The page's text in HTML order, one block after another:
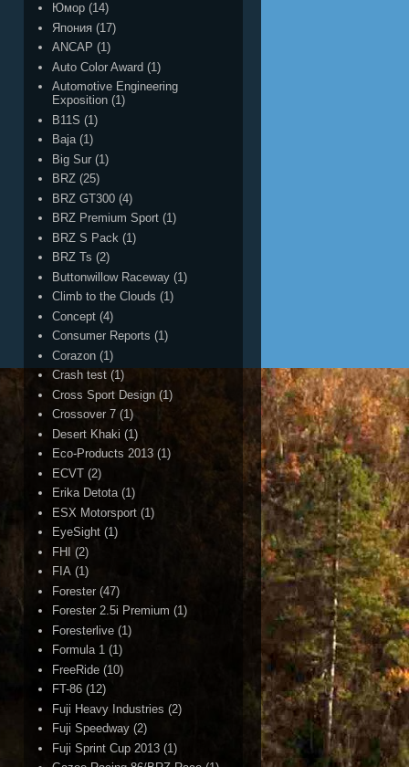
Юмор (14)
Япония (17)
ANCAP (1)
Auto Color Award (1)
Automotive Engineering
Exposition (1)
B11S (1)
Baja (1)
Big Sur (1)
BRZ (25)
BRZ GT300 (4)
BRZ Premium Sport (1)
BRZ S Pack (1)
BRZ Ts (2)
Buttonwillow Raceway (1)
Climb to the Clouds (1)
Concept (4)
Consumer Reports (1)
Corazon (1)
Crash test (1)
Cross Sport Design (1)
Crossover 7 (1)
Desert Khaki (1)
Eco-Products 2013 (1)
ECVT (2)
Erika Detota (1)
ESX Motorsport (1)
EyeSight (1)
FHI
(2)
FIA (1)
Forester (47)
Forester 2.5i Premium (1)
Foresterlive (1)
Formula 1 (1)
FreeRide (10)
FT-86 (12)
Fuji Heavy Industries (2)
Fuji Speedway (2)
Fuji Sprint Cup 2013 (1)